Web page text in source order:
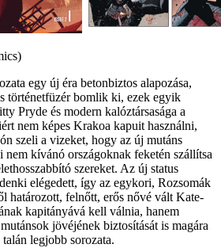
egy új éra betonbiztos alapozása,
történetfüzér bomlik ki, ezek egyik
Pryde és modern kalóztársasága a
nem képes Krakoa kapuit használni,
szeli a vizeket, hogy az új mutáns
kívánó országoknak feketén szállítsa
szereket. Az új status
elégedett, így az egykori, Rozsomák
határozott, felnőtt, erős nővé vált Kate-
kapitányává kell válnia, hanem
jövéjének biztosítását is magára
legjobb sorozata.